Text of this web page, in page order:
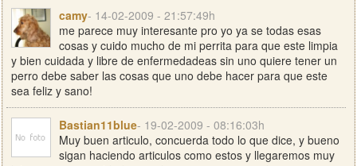
camy- 14-02-2009 - 21:57:49h
me parece muy interesante pro yo ya se todas esas
cosas y cuido mucho de mi perrita para que este limpia
y bien cuidada y libre de enfermedadeas sin uno quiere tener un
perro debe saber las cosas que uno debe hacer para que este
sea feliz y sano!
Bastian11blue- 19-02-2009 - 08:16:03h
Muy buen articulo, concuerda todo lo que dice, y bueno
sigan haciendo articulos como estos y llegaremos muy